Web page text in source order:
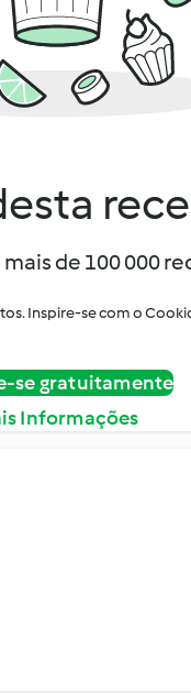
de 100 000
Inspire-se com o
se gratuitamente
Informações